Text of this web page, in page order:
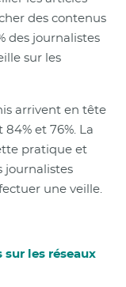
des contenus
des journalistes
sur les
arrivent en tête
et 76%. La
pratique et
journalistes
une veille.
sur les réseaux